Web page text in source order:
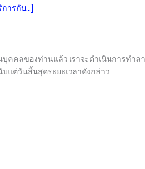
ารกับ…]
คคลของท่านแล้ว เราจะดำเนินการท
บแต่วันสิ้นสุดระยะเวลาดังกล่าว